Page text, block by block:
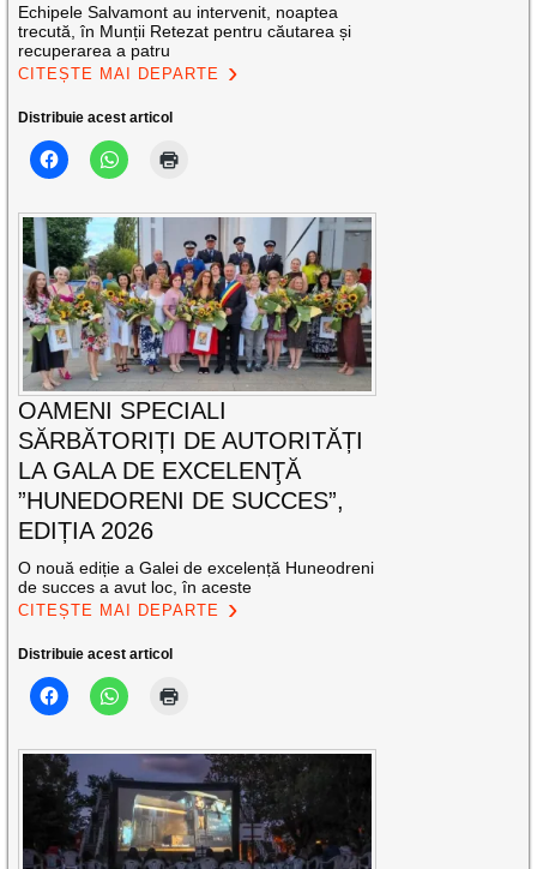
Echipele Salvamont au intervenit, noaptea
trecută, în Munții Retezat pentru căutarea și
recuperarea a patru
CITEȘTE MAI DEPARTE
Distribuie acest articol
OAMENI SPECIALI
SĂRBĂTORIȚI DE AUTORITĂȚI
LA GALA DE EXCELENŢĂ
”HUNEDORENI DE SUCCES”,
EDIȚIA 2026
O nouă ediție a Galei de excelență Huneodreni
de succes a avut loc, în aceste
CITEȘTE MAI DEPARTE
Distribuie acest articol